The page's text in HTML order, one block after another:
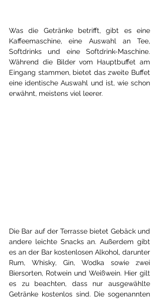
Was die Getränke betrifft, gibt es eine
Kaffeemaschine, eine Auswahl an Tee,
Softdrinks und eine Softdrink-Maschine.
Während die Bilder vom Hauptbuffet am
Eingang stammen, bietet das zweite Buffet
eine identische Auswahl und ist, wie schon
erwähnt, meistens viel leerer.
Die Bar auf der Terrasse bietet Gebäck und
andere leichte Snacks an. Außerdem gibt
es an der Bar kostenlosen Alkohol, darunter
Rum, Whisky, Gin, Wodka sowie zwei
Biersorten, Rotwein und Weißwein. Hier gilt
es zu beachten, dass nur ausgewählte
Getränke kostenlos sind. Die sogenannten